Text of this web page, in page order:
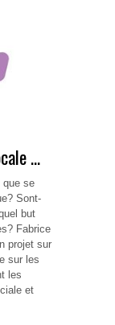
…
que se
Sont-
but
Fabrice
projet sur
sur les
les
et